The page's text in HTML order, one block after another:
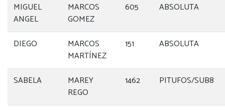
MIGUEL
ANGEL
MARCOS
GOMEZ
605 ABSOLUTA
DIEGO
MARCOS
MARTÍNEZ
151 ABSOLUTA
SABELA
MAREY
REGO
1462 PITUFOS/SUB8